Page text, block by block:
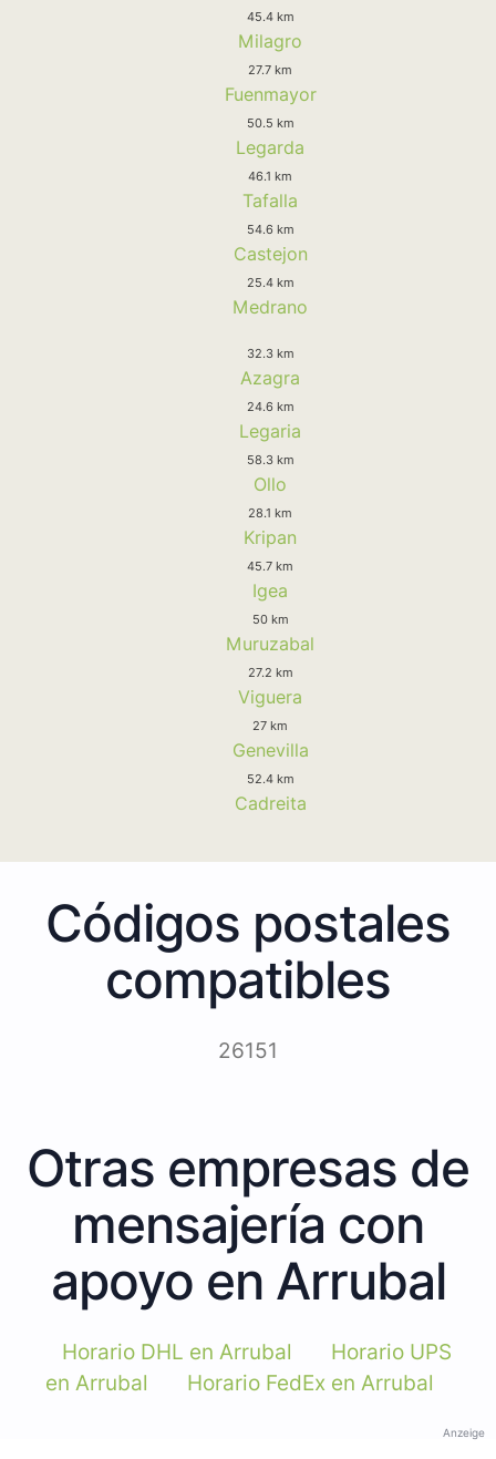
45.4 km
Milagro
27.7 km
Fuenmayor
50.5 km
Legarda
46.1 km
Tafalla
54.6 km
Castejon
25.4 km
Medrano
32.3 km
Azagra
24.6 km
Legaria
58.3 km
Ollo
28.1 km
Kripan
45.7 km
Igea
50 km
Muruzabal
27.2 km
Viguera
27 km
Genevilla
52.4 km
Cadreita
Códigos postales
compatibles
26151
Otras empresas de
mensajería con
apoyo en Arrubal
Horario DHL en Arrubal
Horario UPS
en Arrubal
Horario FedEx en Arrubal
Anzeige